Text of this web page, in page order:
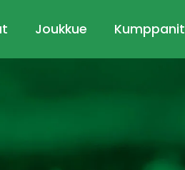
Joukkue Kumppanit